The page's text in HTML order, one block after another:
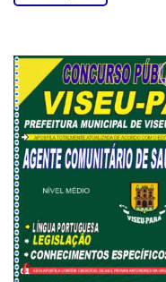
várias
variantes.
As
opções
podem
ser
escolhidas
na
página
do
produto